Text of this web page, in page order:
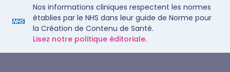
Nos informations cliniques respectent les normes
établies par le NHS dans leur guide de Norme pour
la Création de Contenu de Santé.
Lisez notre politique éditoriale.